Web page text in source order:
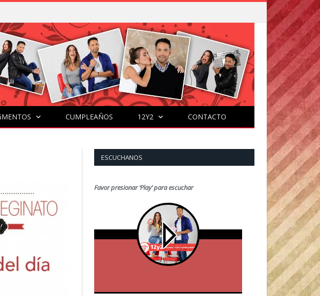
CUMPLEAÑOS 12Y2 CONTACTO
ESCUCHANOS
Favor presionar ‘Play’ para escuchar